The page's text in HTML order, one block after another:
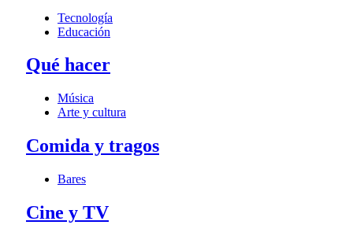
Tecnología
Educación
Qué hacer
Música
Arte y cultura
Comida y tragos
Bares
Cine y TV